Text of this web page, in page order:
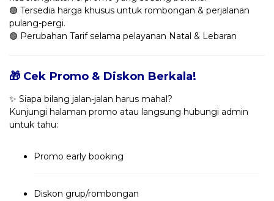
🟢 Tersedia harga khusus untuk rombongan & perjalanan
pulang-pergi.
🟢 Perubahan Tarif selama pelayanan Natal & Lebaran
🎁 Cek Promo & Diskon Berkala!
✨ Siapa bilang jalan-jalan harus mahal?
Kunjungi halaman promo atau langsung hubungi admin
untuk tahu:
Promo early booking
Diskon grup/rombongan